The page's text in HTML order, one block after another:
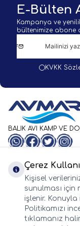
E-Bülten
Kampanya ve
bültenimize abone
KVKK
BALIK AVI KAMP VE
WhatsApp
Facebook
Twitter
Hızlı Erişim
Whatsapp
Adres & İletişim
Çerez
Kişisel
sunulması
işlenir.
Politikamızı
tıklamanız